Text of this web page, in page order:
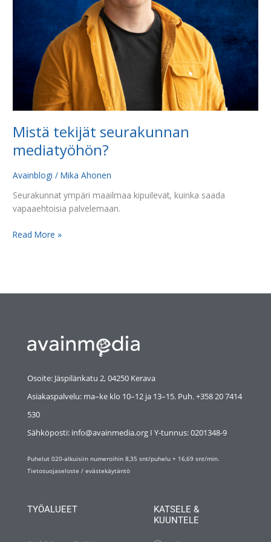
Mistä tekijät seurakunnan
mediatyöhön?
Avainblogi /Mika Ahonen
Seurakunnat ympäri maailmaa kipuilevat, kuinka saada
vapaaehtoisia palvelemaan.
Read More »
Osoite: Jäspilänkatu 2, 04250 Kerava
Asiakaspalvelu: ma–ke klo 10–12 ja 13–15. Puh. +358 20 7414
530
Sähköposti: info@avainmedia.org I Y-tunnus:0201348-9
Puhelut 020-alkuisiin numeroihin 8,35 snt/puhelu + 16,69 snt/min.
Tietosuojaseloste / evästekäytäntö
TYÖALUEET
KATSELE &
KUUNTELE